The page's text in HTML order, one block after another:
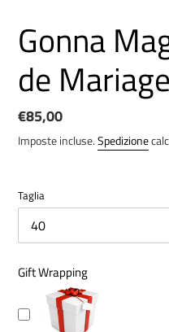
Gonna
de
Prezzo
di
€85,00
Imposte incluse.Spedizione
Taglia
Gift Wrapping